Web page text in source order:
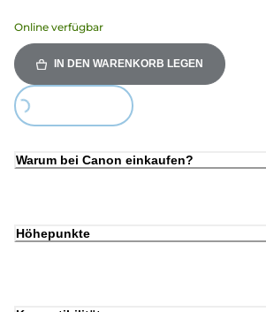
Online verfügbar
IN DEN WARENKORB LEGEN
Warum bei Canon einkaufen?
Höhepunkte